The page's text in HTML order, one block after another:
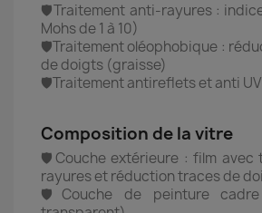
🛡️Traitement anti-rayures :
Mohs de 1 à 10)
🛡️Traitement oléophobique :
de doigts (graisse)
🛡️Traitement antireflets et anti UV
Composition de la vitre
🛡️Couche extérieure : film avec
rayures et réduction traces de
🛡️ Couche de peinture